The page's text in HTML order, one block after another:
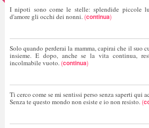
I nipoti sono come le stelle: splendide piccole
d'amore gli occhi dei nonni. (continua)
Solo quando perderai la mamma, capirai che il suo
insieme. E dopo, anche se la vita continua,
incolmabile vuoto. (continua)
Ti cerco come se mi sentissi perso senza saperti qui
Senza te questo mondo non esiste e io non resisto. (